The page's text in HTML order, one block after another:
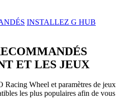
INSTALLEZ G HUB
ET LES JEUX
Racing Wheel et paramètres de jeux
les plus populaires afin de vous